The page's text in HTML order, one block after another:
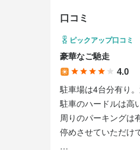
口コミ
ピックアップ口コミ
豪華なご馳走
4.0
駐車場は4台分有り
駐車のハードルは高
周りのパーキングは
停めさせていただけ
最終更新日2025/11/25